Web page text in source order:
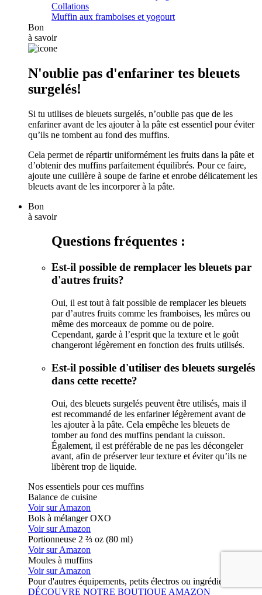
Collations
Muffin aux framboises et yogourt
Bon
à savoir
N'oublie pas d'enfariner tes bleuets
surgelés!
Si tu utilises de bleuets surgelés, n’oublie pas que de les
enfariner avant de les ajouter à la pâte est essentiel pour éviter
qu’ils ne tombent au fond des muffins.
Cela permet de répartir uniformément les fruits dans la pâte et
d’obtenir des muffins parfaitement équilibrés. Pour ce faire,
ajoute une cuillère à soupe de farine et enrobe délicatement les
bleuets avant de les incorporer à la pâte.
Bon
à savoir
Questions fréquentes :
Est-il possible de remplacer les bleuets par
d'autres fruits?
Oui, il est tout à fait possible de remplacer les bleuets
par d’autres fruits comme les framboises, les mûres ou
même des morceaux de pomme ou de poire.
Cependant, garde à l’esprit que la texture et le goût
changeront légèrement en fonction des fruits utilisés.
Est-il possible d'utiliser des bleuets surgelés
dans cette recette?
Oui, des bleuets surgelés peuvent être utilisés, mais il
est recommandé de les enfariner légèrement avant de
les ajouter à la pâte. Cela empêche les bleuets de
tomber au fond des muffins pendant la cuisson.
Également, il est préférable de ne pas les décongeler
avant, afin de préserver leur texture et éviter qu’ils ne
libèrent trop de liquide.
Nos essentiels pour ces muffins
Balance de cuisine
Voir sur Amazon
Bols à mélanger OXO
Voir sur Amazon
Portionneuse 2 ⅔ oz (80 ml)
Voir sur Amazon
Moules à muffins
Voir sur Amazon
Pour d'autres équipements, petits électros ou ingrédients :
DÉCOUVRE NOTRE BOUTIQUE AMAZON